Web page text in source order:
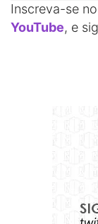
Inscreva-se
YouTube, e